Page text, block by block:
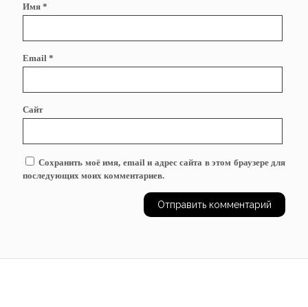
Имя *
Email *
Сайт
Сохранить моё имя, email и адрес сайта в этом браузере для
последующих моих комментариев.